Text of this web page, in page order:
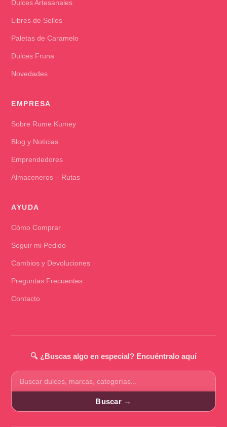
Dulces Artesanales
Libres de Sellos
Paletas de Caramelo
Dulces Fruna
Novedades
EMPRESA
Sobre Rume Kumey
Blog y Noticias
Emprendedores
Almaceneros – Rutas
AYUDA
Cómo Comprar
Seguir mi Pedido
Cambios y Devoluciones
Preguntas Frecuentes
Contacto
🔍 ¿Buscas algo en especial? Encuéntralo aquí
Buscar
productos
Buscar →